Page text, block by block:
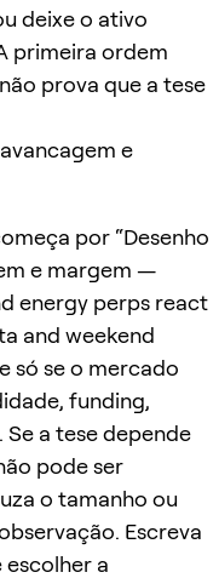
deixe o ativo
primeira ordem
prova que a tese
e
por “Desenho
e margem —
energy perps react
and weekend
só se o mercado
funding,
a tese depende
pode ser
o tamanho ou
Escreva
a